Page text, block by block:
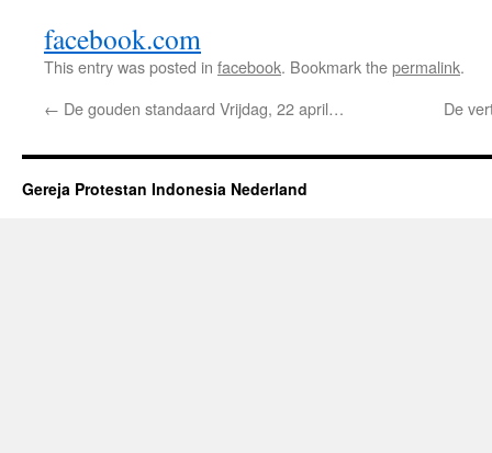
facebook.com
This entry was posted in facebook. Bookmark thepermalink.
← De gouden standaard Vrijdag, 22 april… De
Gereja Protestan Indonesia Nederland